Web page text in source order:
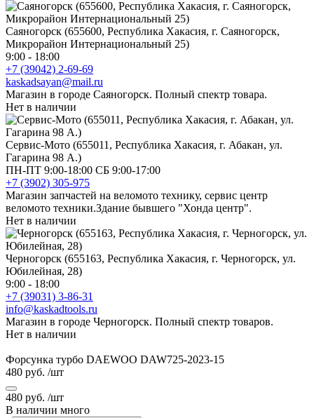
Саяногорск (655600, Республика Хакасия, г. Саяногорск,
Микрорайон Интернациональный 25)
9:00 - 18:00
+7 (39042) 2-69-69
kaskadsayan@mail.ru
Магазин в городе Саяногорск. Полный спектр товара.
Нет в наличии
Сервис-Мото (655011, Республика Хакасия, г. Абакан, ул.
Гагарина 98 А.)
ПН-ПТ 9:00-18:00 СБ 9:00-17:00
+7 (3902) 305-975
Магазин запчастей на веломото технику, сервис центр
веломото техники.Здание бывшего "Хонда центр".
Нет в наличии
Черногорск (655163, Республика Хакасия, г. Черногорск, ул.
Юбилейная, 28)
9:00 - 18:00
+7 (39031) 3-86-31
info@kaskadtools.ru
Магазин в городе Черногорск. Полный спектр товаров.
Нет в наличии
Форсунка турбо DAEWOO DAW725-2023-15
480 руб. /шт
480 руб. /шт
В наличии много